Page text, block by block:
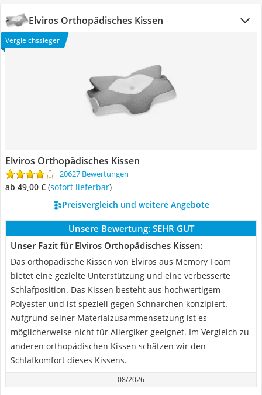
Elviros Orthopädisches Kissen
Vergleichssieger
Elviros Orthopädisches Kissen
20627 Bewertungen
ab 49,00 € ( Sofort lieferbar)
Preisvergleich und weitere Angebote
Unsere Bewertung: SEHR GUT
Unser Fazit für Elviros Orthopädisches Kissen:
Das orthopädische Kissen von Elviros aus Memory Foam
bietet eine gezielte Unterstützung und eine verbesserte
Schlafposition. Das Kissen besteht aus hochwertigem
Polyester und ist speziell gegen Schnarchen konzipiert.
Aufgrund seiner Materialzusammensetzung ist es
möglicherweise nicht für Allergiker geeignet. Im Vergleich zu
anderen orthopädischen Kissen schätzen wir den
Schlafkomfort dieses Kissens.
08/2026